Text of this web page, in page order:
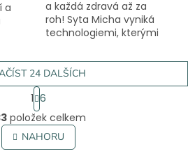
a
a každá zdravá až za
roh! Syta Micha vyniká
technologiemi, kterými
suroviny. Umí to tak citlivě,
aby si ponechaly své
benefity,...
O
v
l
á
24 DALŠÍCH
S
t
r
á
n
k
1 6
položek celkem
NAHORU